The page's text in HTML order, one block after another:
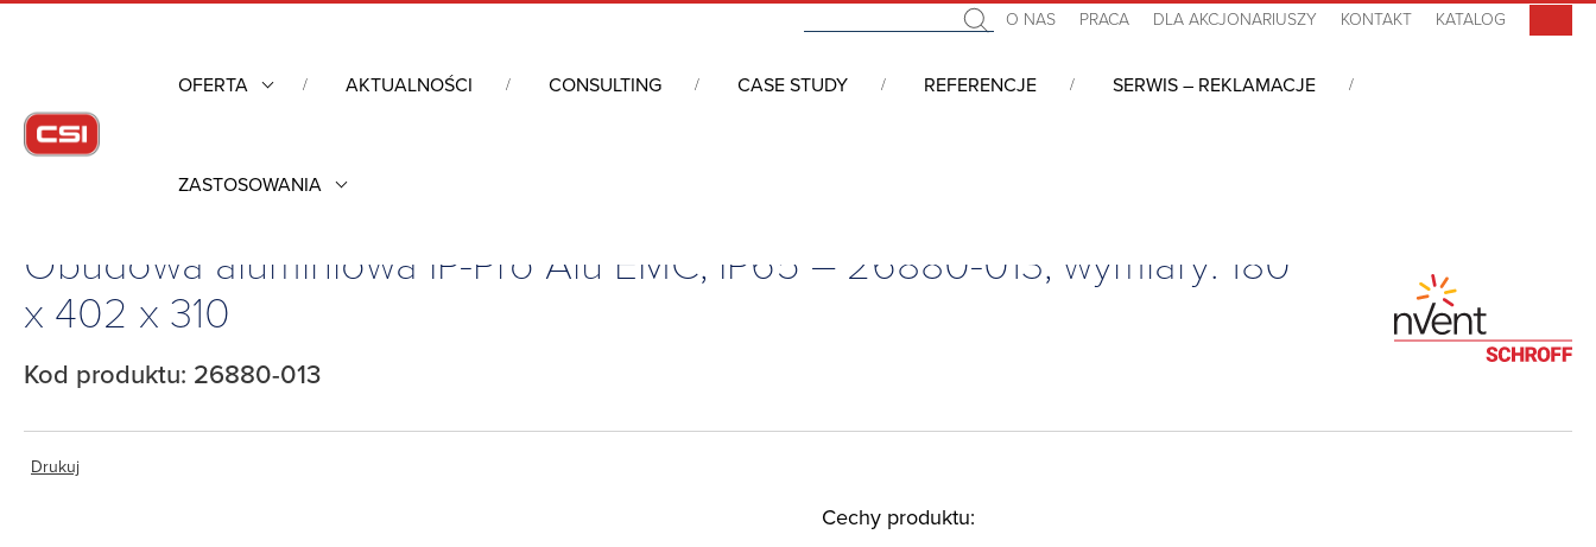
O NAS PRACA DLA AKCJONARIUSZY KONTAKT KATALOG
OFERTA AKTUALNOŚCI CONSULTING CASE STUDY REFERENCJE SERWIS – REKLAMACJE
ZASTOSOWANIA
Obudowy przemysłowe
Obudowa aluminiowa IP-Pro Alu EMC, IP65 – 26880-013, wymiary: 180
x 402 x 310
Kod produktu: 26880-013
Drukuj
Cechy produktu: